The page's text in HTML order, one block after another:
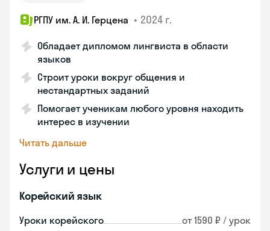
РГПУ им. А. И. Герцена • 2024 г.
Обладает дипломом лингвиста в области
языков
Строит уроки вокруг общения и
нестандартных заданий
Помогает ученикам любого уровня находить
интерес в изучении
Читать дальше
Услуги и цены
Корейский язык
Уроки корейского от 1590 ₽ / урок